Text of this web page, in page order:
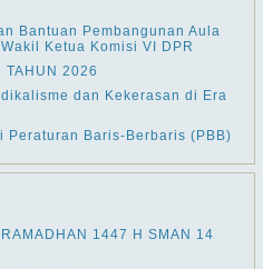
Bantuan Pembangunan Aula
Ketua Komisi VI DPR
TAHUN 2026
dan Kekerasan di Era
Peraturan Baris-Berbaris (PBB)
1447 H SMAN 14